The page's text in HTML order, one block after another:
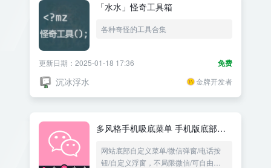
「水水」怪奇工具箱
各种奇怪的工具合集
免费
更新日期：2025-01-18 17:36
沉冰浮水 金牌开发者
多风格手机吸底菜单 手机版底部自
网站底部自定义菜单/微信弹窗/电话按
钮/自定义浮窗，不局限微信/可自由设